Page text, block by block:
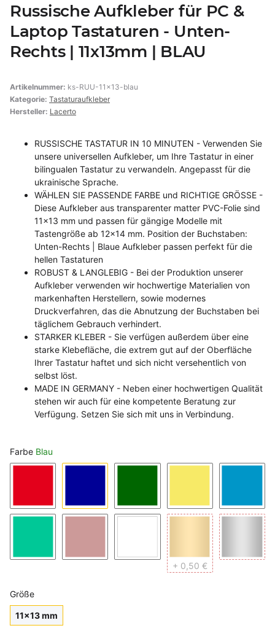
Russische Aufkleber für PC &
Laptop Tastaturen - Unten-
Rechts | 11x13mm | BLAU
Artikelnummer: ks-RUU-11x13-blau
Kategorie: Tastaturaufkleber
Hersteller: Lacerto
RUSSISCHE TASTATUR IN 10 MINUTEN - Verwenden Sie
unsere universellen Aufkleber, um Ihre Tastatur in einer
bilingualen Tastatur zu verwandeln. Angepasst für die
ukrainische Sprache.
WÄHLEN SIE PASSENDE FARBE und RICHTIGE GRÖSSE -
Diese Aufkleber aus transparenter matter PVC-Folie sind
11x13 mm und passen für gängige Modelle mit
Tastengröße ab 12x14 mm. Position der Buchstaben:
Unten-Rechts | Blaue Aufkleber passen perfekt für die
hellen Tastaturen
ROBUST & LANGLEBIG - Bei der Produktion unserer
Aufkleber verwenden wir hochwertige Materialien von
markenhaften Herstellern, sowie modernes
Druckverfahren, das die Abnutzung der Buchstaben bei
täglichem Gebrauch verhindert.
STARKER KLEBER - Sie verfügen außerdem über eine
starke Klebefläche, die extrem gut auf der Oberfläche
Ihrer Tastatur haftet und sich nicht versehentlich von
selbst löst.
MADE IN GERMANY - Neben einer hochwertigen Qualität
stehen wir auch für eine kompetente Beratung zur
Verfügung. Setzen Sie sich mit uns in Verbindung.
Farbe Blau
Rot Blau Grün Gelb Hellblau
Gold
+ 0,50 €
Größe
11x13 mm